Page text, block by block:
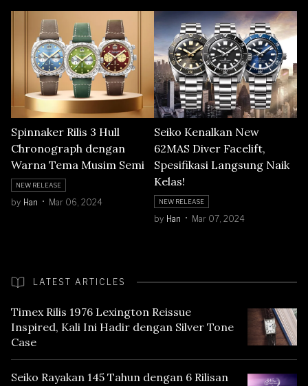
Spinnaker Rilis 3 Hull
Chronograph dengan
Warna Tema Musim Semi
NEW RELEASE
by Han Mar 06, 2024
Seiko Kenalkan New
62MAS Diver Facelift,
Spesifikasi Langsung Naik
Kelas!
NEW RELEASE
by Han Mar 07, 2024
LATEST ARTICLES
Timex Rilis 1976 Lexington Reissue
Inspired, Kali Ini Hadir dengan Silver Tone
Case
Seiko Rayakan 145 Tahun dengan 6 Rilisan